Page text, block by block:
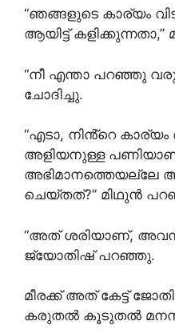
“ഞങ്ങളുടെ കാര്യം
ആയിട്ട്
“നീ എന്താ പറഞ്ഞു
ചോദിച്ചു.
“എടാ, നിൻ്റെ
അളിയനുള്ള
അഭിമാനത്തെയല്ലേ
ചെയ്തത്?” മിഥുൻ
“അത് ശരിയാണ്, അവൻ
ജ്യോതിഷ് പറഞ്ഞു.
മീരക്ക് അത് കേട്ട്
കരുതൽ കൂടുതൽ